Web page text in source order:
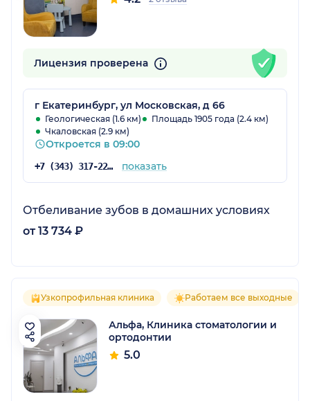
Лицензия проверена
г Екатеринбург, ул Московская, д 66
Геологическая (1.6 км)
Площадь 1905 года (2.4 км)
Чкаловская (2.9 км)
Откроется в 09:00
+7 (343) 317-22-71 показать
Отбеливание зубов в домашних условиях
от 13 734 ₽
Узкопрофильная клиника Работаем все выходные
Альфа, Клиника стоматологии и
ортодонтии
5.0